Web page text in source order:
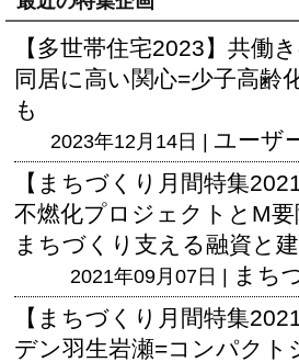
【多世帯住宅2023】共働
同居に高い関心=少子高齢
も
2023年12月14日 | ユーザ
【まちづくり月間特集
不燃化プロジェクトとM要
まちづくり支える融資と
2021年09月07日 | まち
【まちづくり月間特集
デン羽生岩瀬=コンパクト